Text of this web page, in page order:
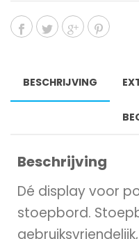
BESCHRIJVING
Beschrijving
Dé display voor
stoepbord.